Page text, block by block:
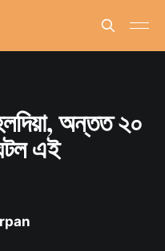
অন্তত ২০
এই